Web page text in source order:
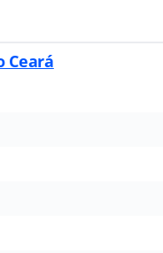
Ceará